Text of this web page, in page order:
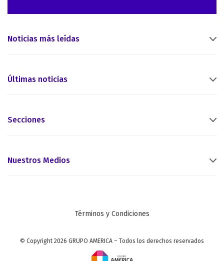
Noticias más leídas
Últimas noticias
Secciones
Nuestros Medios
Términos y Condiciones
© Copyright 2026 GRUPO AMERICA – Todos los derechos reservados